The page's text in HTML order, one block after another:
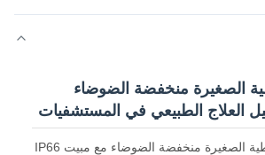
الصغيرة منخفضة الضوضاء
العلاج الطبيعي في المستشفيات
توفر المحركات الخطية الصغيرة منخفضة الضوضاء مع مبيت IP66